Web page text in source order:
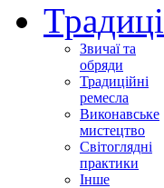
Звичаї та
обряди
Традиційні
ремесла
Виконавське
мистецтво
Світоглядні
практики
Інше